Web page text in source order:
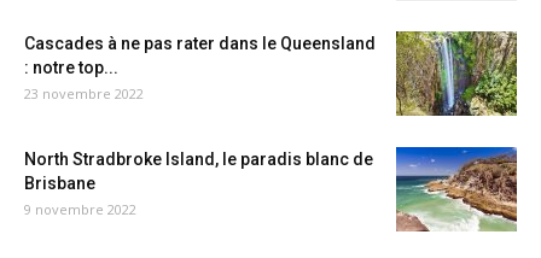
Cascades à ne pas rater dans le Queensland
: notre top...
23 novembre 2022
North Stradbroke Island, le paradis blanc de
Brisbane
9 novembre 2022